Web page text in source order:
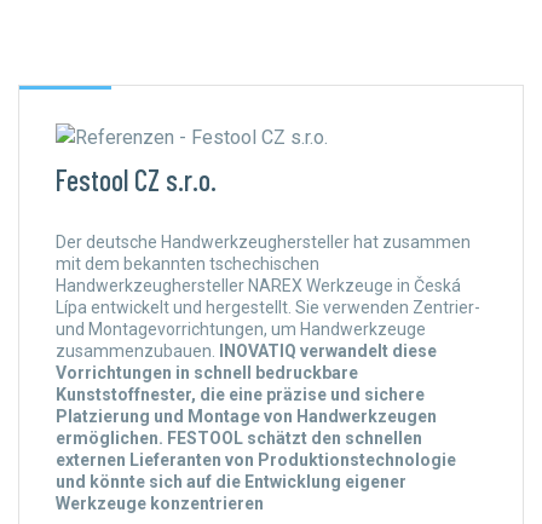
Festool CZ s.r.o.
Der deutsche Handwerkzeughersteller hat zusammen
mit dem bekannten tschechischen
Handwerkzeughersteller NAREX Werkzeuge in Česká
Lípa entwickelt und hergestellt. Sie verwenden Zentrier-
und Montagevorrichtungen, um Handwerkzeuge
zusammenzubauen.
INOVATIQ verwandelt diese
Vorrichtungen in schnell bedruckbare
Kunststoffnester, die eine präzise und sichere
Platzierung und Montage von Handwerkzeugen
ermöglichen. FESTOOL schätzt den schnellen
externen Lieferanten von Produktionstechnologie
und könnte sich auf die Entwicklung eigener
Werkzeuge konzentrieren